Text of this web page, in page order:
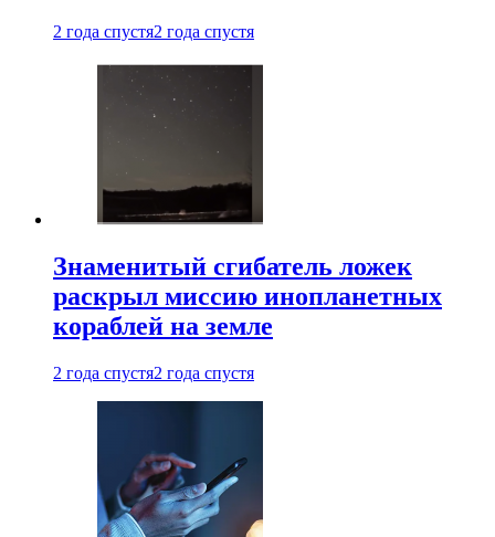
2 года спустя2 года спустя
Знаменитый сгибатель ложек
раскрыл миссию инопланетных
кораблей на земле
2 года спустя2 года спустя